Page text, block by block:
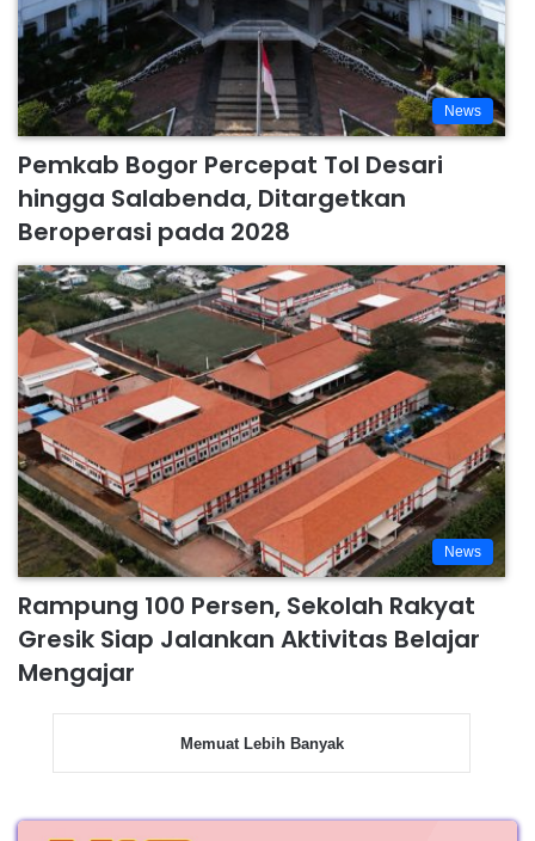
News
Pemkab Bogor Percepat Tol Desari
hingga Salabenda, Ditargetkan
Beroperasi pada 2028
News
Rampung 100 Persen, Sekolah Rakyat
Gresik Siap Jalankan Aktivitas Belajar
Mengajar
Memuat Lebih Banyak